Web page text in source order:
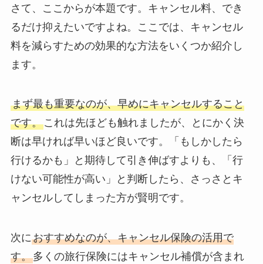
さて、ここからが本題です。キャンセル料、でき
るだけ抑えたいですよね。ここでは、キャンセル
料を減らすための効果的な方法をいくつか紹介し
ます。
まず最も重要なのが、早めにキャンセルすること
です。これは先ほども触れましたが、とにかく決
断は早ければ早いほど良いです。「もしかしたら
行けるかも」と期待して引き伸ばすよりも、「行
けない可能性が高い」と判断したら、さっさとキ
ャンセルしてしまった方が賢明です。
次におすすめなのが、キャンセル保険の活用で
す。多くの旅行保険にはキャンセル補償が含まれ